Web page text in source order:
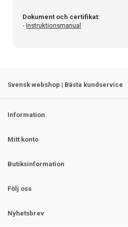
Dokument och certifikat:
- Instruktionsmanual
Svensk webshop | Bästa kundservice
Information
Mitt konto
Butiksinformation
Följ oss
Nyhetsbrev